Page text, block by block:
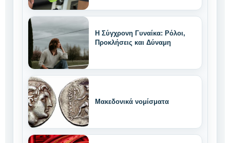
Η Σύγχρονη Γυναίκα: Ρόλοι,
Προκλήσεις και Δύναμη
Μακεδονικά νομίσματα